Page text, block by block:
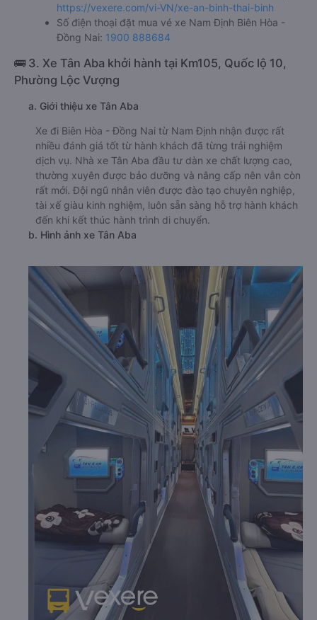
https://vexere.com/vi-VN/xe-an-binh-thai-binh
Số điện thoại đặt mua vé xe Nam Định Biên Hòa -
Đồng Nai: 1900 888684
🚌 3. Xe Tân Aba khởi hành tại Km105, Quốc lộ 10,
Phường Lộc Vượng
a. Giới thiệu xe Tân Aba
Xe đi Biên Hòa - Đồng Nai từ Nam Định nhận được rất
nhiều đánh giá tốt từ hành khách đã từng trải nghiệm
dịch vụ. Nhà xe Tân Aba đầu tư dàn xe chất lượng cao,
thường xuyên được bảo dưỡng và nâng cấp nên vẫn còn
rất mới. Đội ngũ nhân viên được đào tạo chuyên nghiệp,
tài xế giàu kinh nghiệm, luôn sẵn sàng hỗ trợ hành khách
đến khi kết thúc hành trình di chuyển.
b. Hình ảnh xe Tân Aba